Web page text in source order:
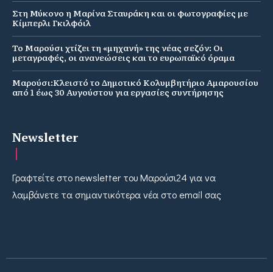
Στη Μύκονο η Μαρίνα Σταυράκη και οι φωτογραφίες με
Κίμπερλι Γκιλφόιλ
Το Μαρούσι χτίζει τη «μηχανή» της νέας σεζόν: Οι
μεταγραφές, οι ανανεώσεις και το ευρωπαϊκό όραμα
Μαρούσι:Κλειστό το Δημοτικό Κολυμβητήριο Αμαρουσίου
από 1 έως 30 Αυγούστου για εργασίες συντήρησης
Newsletter
Γραφτείτε στο newsletter του Μαρούσι24 για να
λαμβάνετε τα σημαντικότερα νέα στο email σας